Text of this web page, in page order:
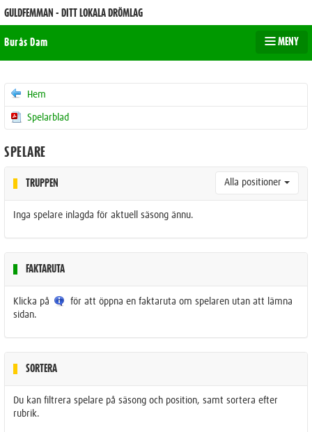
GULDFEMMAN - DITT LOKALA DRÖMLAG
Burås Dam MENY
Hem
Spelarblad
SPELARE
TRUPPEN Alla positioner
Inga spelare inlagda för aktuell säsong ännu.
FAKTARUTA
Klicka på
för att öppna en faktaruta om spelaren utan att lämna
sidan.
SORTERA
Du kan filtrera spelare på säsong och position, samt sortera efter
rubrik.